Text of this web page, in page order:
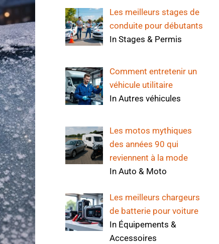
Les meilleurs stages de
conduite pour débutants
In Stages & Permis
Comment entretenir un
véhicule utilitaire
In Autres véhicules
Les motos mythiques
des années 90 qui
reviennent à la mode
In Auto & Moto
Les meilleurs chargeurs
de batterie pour voiture
In Équipements &
Accessoires